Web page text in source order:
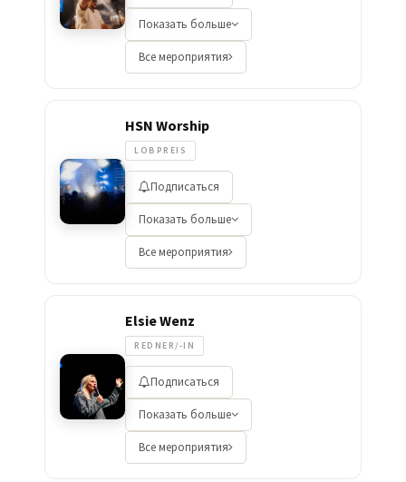
Показать больше
Все мероприятия
HSN Worship
LOBPREIS
Подписаться
Показать больше
Все мероприятия
Elsie Wenz
REDNER/-IN
Подписаться
Показать больше
Все мероприятия